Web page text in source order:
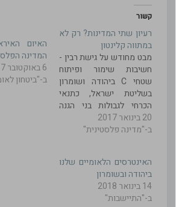
קשור
רעיון שתי המדינות? רק לא
במתווה קלינטון
מבט מחודש על גישת רבין -
חשיבות שימור ופיתוח
שטחי C ביהודה ושומרון
בשליטת ישראל, כתנאי
הכרחי לגבולות בני הגנה
כניסת הנשיא טראמפ לבית
הלבן, מסמנת בארה"ב
והזדמנויות חדשות. גם
דרישותיה של מדינת
ישראל, במכלול האינטרסים
החיוניים לה במרחב, יעברו
20 בינואר 2017
ב-"מדינה פלסטינית"
האיום
המדינה
6 באוקטובר 2017
ב-"ביטחון
האינטרסים הלאומיים שלנו
ביהודה ובשומרון
14 בינואר 2018
ב-"התיישבות"